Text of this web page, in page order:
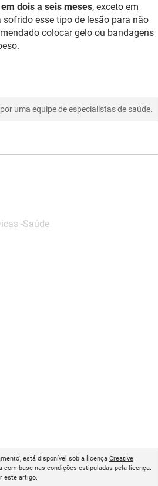
dois a seis meses, exceto em
sofrido esse tipo de lesão para não
colocar gelo ou bandagens
uma equipe de especialistas de saúde.
-Saúde
está disponível sob a licença Creative
base nas condições estipuladas pela licença.
este artigo.